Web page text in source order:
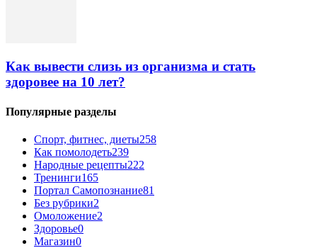
Как вывести слизь из организма и стать
здоровее на 10 лет?
Популярные разделы
Спорт, фитнес, диеты258
Как помолодеть239
Народные рецепты222
Тренинги165
Портал Самопознание81
Без рубрики2
Омоложение2
Здоровье0
Магазин0